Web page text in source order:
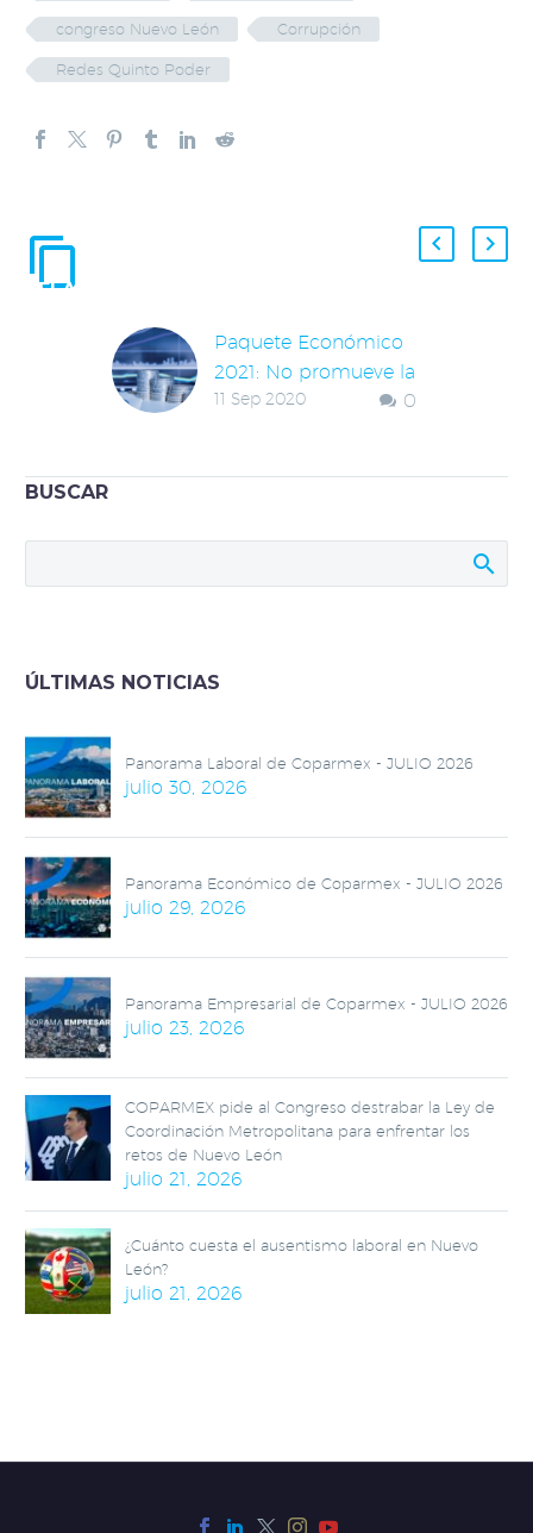
congreso Nuevo León Corrupción
Redes Quinto Poder
RELACIONADAS
Paquete Económico
2021: No promueve la
recuperación de la
0
11 Sep 2020
BUSCAR
ÚLTIMAS NOTICIAS
Panorama Laboral de Coparmex - JULIO 2026
julio 30, 2026
Panorama Económico de Coparmex - JULIO 2026
julio 29, 2026
Panorama Empresarial de Coparmex - JULIO 2026
julio 23, 2026
COPARMEX pide al Congreso destrabar la Ley de
Coordinación Metropolitana para enfrentar los
retos de Nuevo León
julio 21, 2026
¿Cuánto cuesta el ausentismo laboral en Nuevo
León?
julio 21, 2026